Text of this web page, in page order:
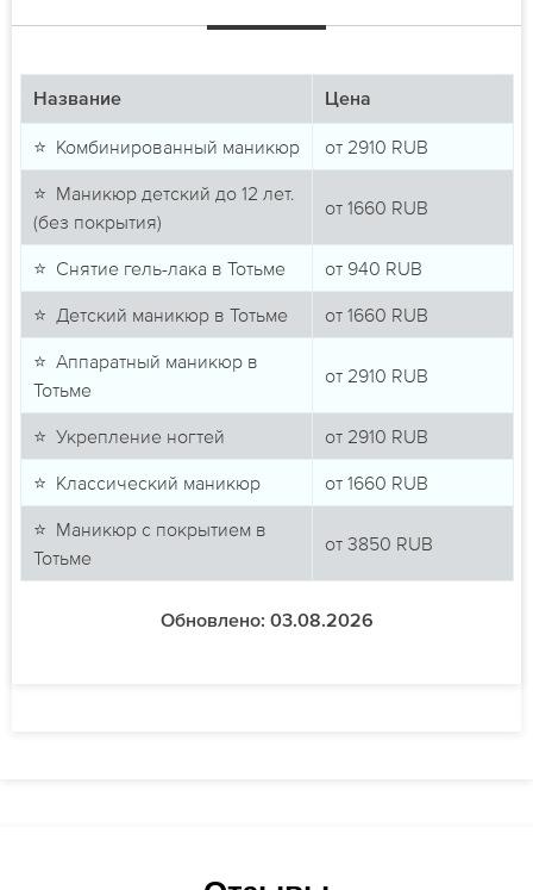
Название Цена
⭐ Комбинированный маникюр от 2910 RUB
⭐ Маникюр детский до 12 лет.
(без покрытия)
от 1660 RUB
⭐ Снятие гель-лака в Тотьме от 940 RUB
⭐ Детский маникюр в Тотьме от 1660 RUB
⭐ Аппаратный маникюр в
Тотьме
от 2910 RUB
⭐ Укрепление ногтей от 2910 RUB
⭐ Классический маникюр от 1660 RUB
⭐ Маникюр с покрытием в
Тотьме
от 3850 RUB
Обновлено: 03.08.2026